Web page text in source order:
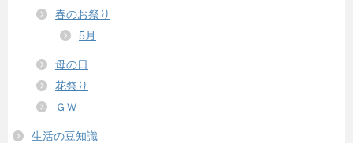
春のお祭り
5月
母の日
花祭り
ＧＷ
生活の豆知識